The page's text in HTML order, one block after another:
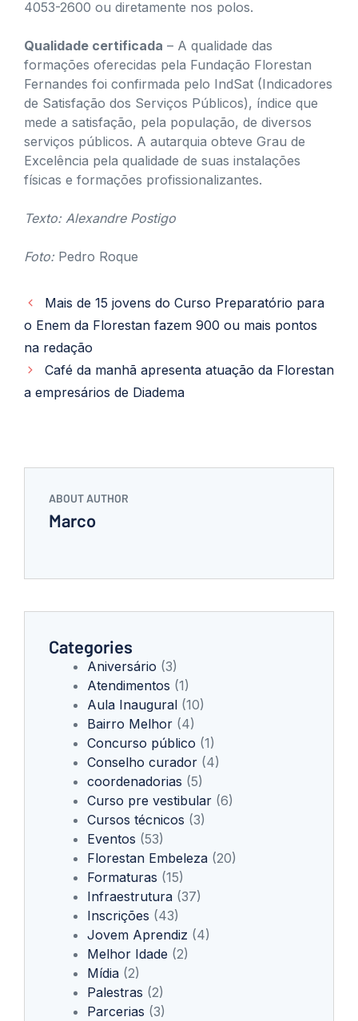
4053-2600 ou diretamente nos polos.
Qualidade certificada – A qualidade das
formações oferecidas pela Fundação Florestan
Fernandes foi confirmada pelo IndSat (Indicadores
de Satisfação dos Serviços Públicos), índice que
mede a satisfação, pela população, de diversos
serviços públicos. A autarquia obteve Grau de
Excelência pela qualidade de suas instalações
físicas e formações profissionalizantes.
Texto: Alexandre Postigo
Foto: Pedro Roque
Mais de 15 jovens do Curso Preparatório para
o Enem da Florestan fazem 900 ou mais pontos
na redação
Café da manhã apresenta atuação da Florestan
a empresários de Diadema
ABOUT AUTHOR
Marco
Categories
Aniversário (3)
Atendimentos (1)
Aula Inaugural (10)
Bairro Melhor (4)
Concurso público (1)
Conselho curador (4)
coordenadorias (5)
Curso pre vestibular (6)
Cursos técnicos (3)
Eventos (53)
Florestan Embeleza (20)
Formaturas (15)
Infraestrutura (37)
Inscrições (43)
Jovem Aprendiz (4)
Melhor Idade (2)
Mídia (2)
Palestras (2)
Parcerias (3)